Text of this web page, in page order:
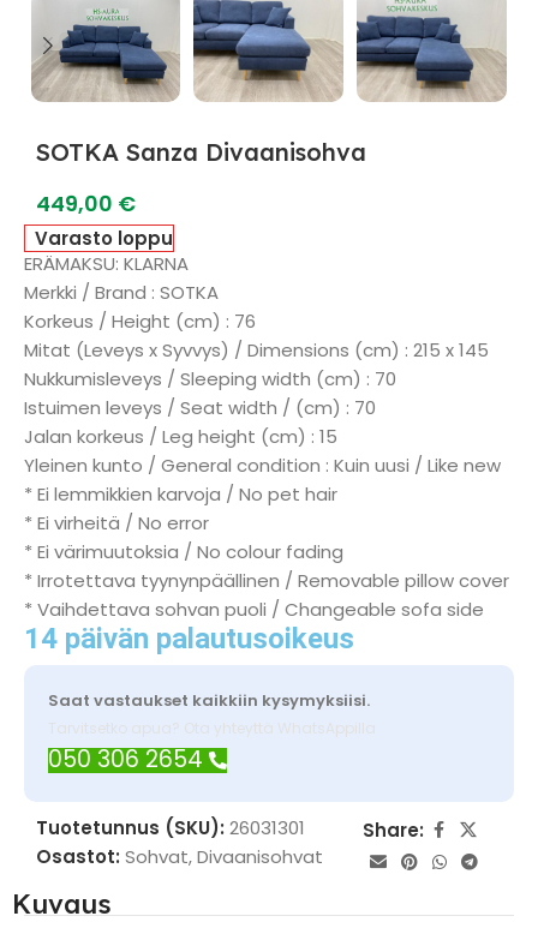
SOTKA Sanza Divaanisohva
449,00 €
Varasto loppu
ERÄMAKSU: KLARNA
Merkki / Brand : SOTKA
Korkeus / Height (cm) : 76
Mitat (Leveys x Syvvys) / Dimensions (cm) : 215 x 145
Nukkumisleveys / Sleeping width (cm) : 70
Istuimen leveys / Seat width / (cm) : 70
Jalan korkeus / Leg height (cm) : 15
Yleinen kunto / General condition : Kuin uusi / Like new
* Ei lemmikkien karvoja / No pet hair
* Ei virheitä / No error
* Ei värimuutoksia / No colour fading
* Irrotettava tyynynpäällinen / Removable pillow cover
* Vaihdettava sohvan puoli / Changeable sofa side
14 päivän palautusoikeus
Saat vastaukset kaikkiin kysymyksiisi.
Tarvitsetko apua? Ota yhteyttä WhatsAppilla
050 306 2654
Tuotetunnus (SKU): 26031301
Osastot: Sohvat,Divaanisohvat
Share:
Kuvaus